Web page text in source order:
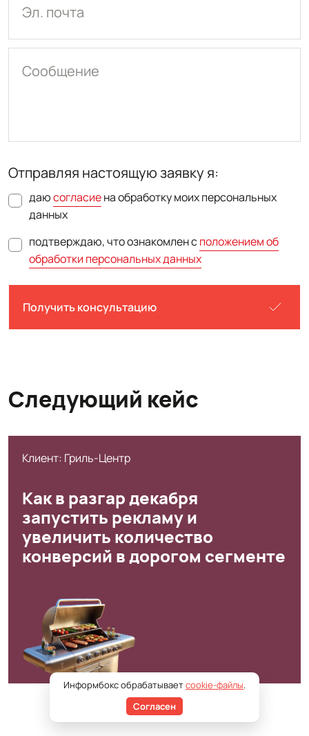
Эл. почта
Сообщение
Отправляя настоящую заявку я:
даюсогласиена обработку моих персональных
данных
подтверждаю, что ознакомлен сположением об
обработки персональных данных
Получить консультацию
Следующий кейс
Клиент: Гриль-Центр
Как в разгар декабря
запустить рекламу и
увеличить количество
конверсий в дорогом сегменте
Информбокс обрабатываетcookie-файлы.
Согласен